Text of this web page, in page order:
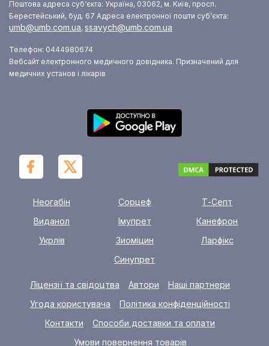
Поштова адреса суб‘єкта: Україна, 03062, м. Київ, просп.
Берестейський, буд. 67 Адреса електронної пошти суб’єкта:
umb@umb.com.ua, ssavych@umb.com.ua
Телефон: 0444980674
Вебсайт електронного медичного довідника. Призначений для
медичних установ і лікарів
Неогабін Сорцеф
Т-Септ
Виданол
Імупрет
Канефрон
Укрлів
Зиоміцин
Ларфікс
Синупрет
Ліцензії та свідоцтва Автори
Наші партнери
Угода користувача
Політика конфіденційності
Контакти
Способи доставки та оплати
Умови повернення товарів